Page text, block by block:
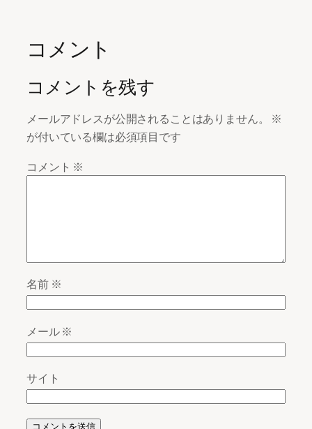
コメント
コメントを残す
メールアドレスが公開されることはありません。
※
が付いている欄は必須項目です
コメント ※
名前 ※
メール※
サイト